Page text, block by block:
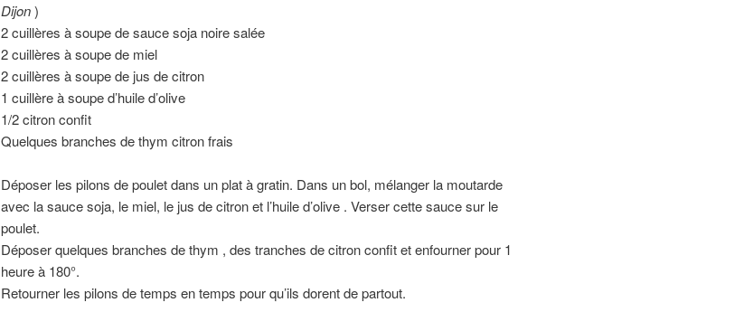
Dijon)
2 cuillères à soupe de sauce soja noire salée
2 cuillères à soupe de miel
2 cuillères à soupe de jus de citron
1 cuillère à soupe d’huile d’olive
1/2 citron confit
Quelques branches de thym citron frais
Déposer les pilons de poulet dans un plat à gratin. Dans un bol, mélanger la moutarde
avec la sauce soja, le miel, le jus de citron et l’huile d’olive . Verser cette sauce sur le
poulet.
Déposer quelques branches de thym , des tranches de citron confit et enfourner pour 1
heure à 180°.
Retourner les pilons de temps en temps pour qu’ils dorent de partout.